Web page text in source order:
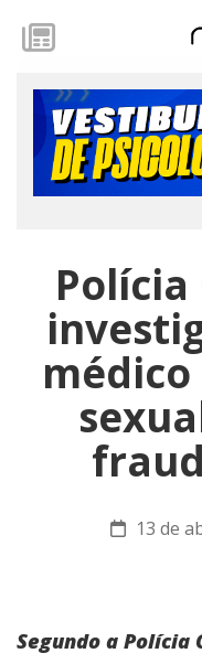
13 de
Segundo a